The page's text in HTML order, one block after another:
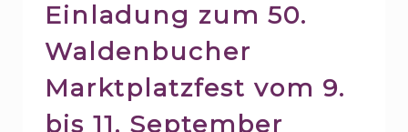
Einladung zum 50.
Waldenbucher
Marktplatzfest vom 9.
bis 11. September